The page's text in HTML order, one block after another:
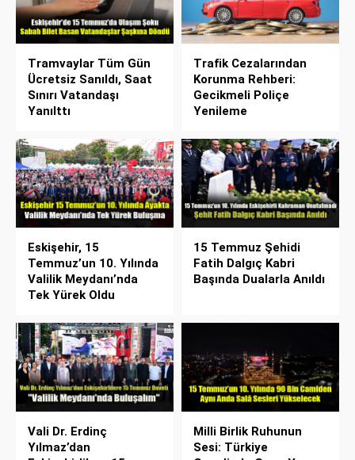
Tramvaylar Tüm Gün
Ücretsiz Sanıldı, Saat
Sınırı Vatandaşı
Yanılttı
Trafik Cezalarından
Korunma Rehberi:
Gecikmeli Poliçe
Yenileme
Eskişehir, 15
Temmuz’un 10. Yılında
Valilik Meydanı’nda
Tek Yürek Oldu
15 Temmuz Şehidi
Fatih Dalgıç Kabri
Başında Dualarla Anıldı
Vali Dr. Erdinç
Yılmaz’dan
Milli Birlik Ruhunun
Sesi: Türkiye